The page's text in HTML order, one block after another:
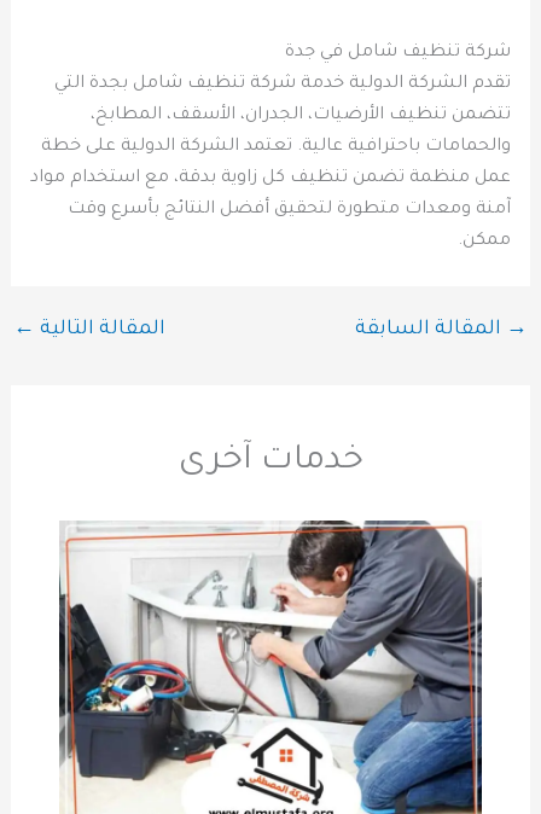
شركة تنظيف شامل في جدة
تقدم الشركة الدولية خدمة شركة تنظيف شامل بجدة التي
تتضمن تنظيف الأرضيات، الجدران، الأسقف، المطابخ،
والحمامات باحترافية عالية. تعتمد الشركة الدولية على خطة
عمل منظمة تضمن تنظيف كل زاوية بدقة، مع استخدام مواد
آمنة ومعدات متطورة لتحقيق أفضل النتائج بأسرع وقت
ممكن.
→ المقالة السابقة المقالة التالية ←
خدمات آخرى